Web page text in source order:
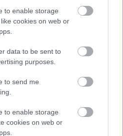
to enable storage
cookies on web or
data to be sent to
purposes.
to send me
to enable storage
cookies on web or
300 ευρώ - Δεν